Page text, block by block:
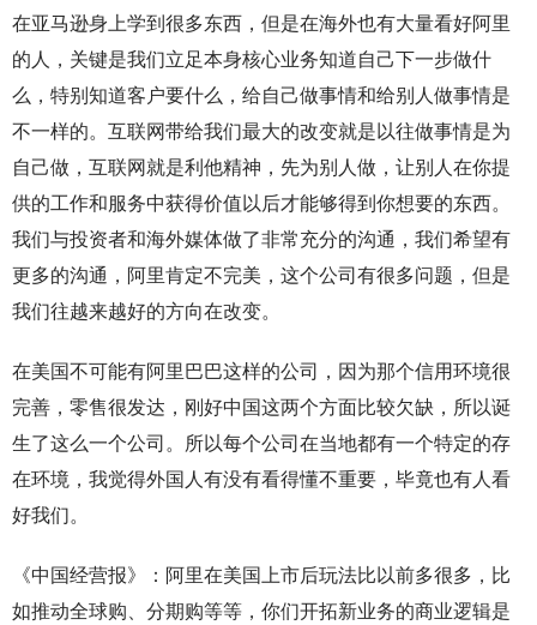
在亚马逊身上学到很多东西，但是在海外也有大量看好阿里
的人，关键是我们立足本身核心业务知道自己下一步做什
么，特别知道客户要什么，给自己做事情和给别人做事情是
不一样的。互联网带给我们最大的改变就是以往做事情是为
自己做，互联网就是利他精神，先为别人做，让别人在你提
供的工作和服务中获得价值以后才能够得到你想要的东西。
我们与投资者和海外媒体做了非常充分的沟通，我们希望有
更多的沟通，阿里肯定不完美，这个公司有很多问题，但是
我们往越来越好的方向在改变。
在美国不可能有阿里巴巴这样的公司，因为那个信用环境很
完善，零售很发达，刚好中国这两个方面比较欠缺，所以诞
生了这么一个公司。所以每个公司在当地都有一个特定的存
在环境，我觉得外国人有没有看得懂不重要，毕竟也有人看
好我们。
《中国经营报》：阿里在美国上市后玩法比以前多很多，比
如推动全球购、分期购等等，你们开拓新业务的商业逻辑是